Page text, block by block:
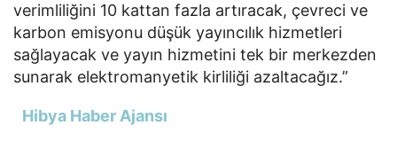
verimliliğini 10 kattan fazla artıracak, çevreci ve
karbon emisyonu düşük yayıncılık hizmetleri
sağlayacak ve yayın hizmetini tek bir merkezden
sunarak elektromanyetik kirliliği azaltacağız.”
Hibya Haber Ajansı